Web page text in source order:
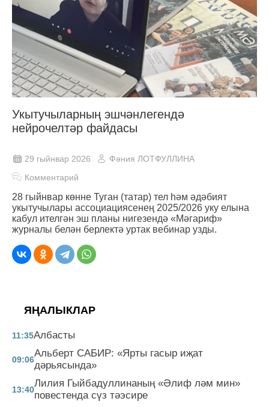
Укытучыларның эшчәнлегендә
нейрочелтәр файдасы
29 гыйнвар 2026
Фәния ЛОТФУЛЛИНА
Комментарий
28 гыйнвар көнне Туган (татар) тел һәм әдәбият
укытучылары ассоциациясенең 2025/2026 уку елына
кабул ителгән эш планы нигезендә «Мәгариф»
журналы белән берлектә уртак вебинар узды.
ЯҢАЛЫКЛАР
11:35Албасты
09:06
Альберт САБИР: «Ярты гасыр иҗат
дәрьясында»
13:40
Лилия Гыйбадуллинаның «Әлиф ләм мин»
повестенда сүз тәэсире